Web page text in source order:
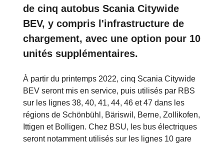
de cinq autobus Scania Citywide
BEV, y compris l'infrastructure de
chargement, avec une option pour 10
unités supplémentaires.
À partir du printemps 2022, cinq Scania Citywide
BEV seront mis en service, puis utilisés par RBS
sur les lignes 38, 40, 41, 44, 46 et 47 dans les
régions de Schönbühl, Bäriswil, Berne, Zollikofen,
Ittigen et Bolligen. Chez BSU, les bus électriques
seront notamment utilisés sur les lignes 10 gare